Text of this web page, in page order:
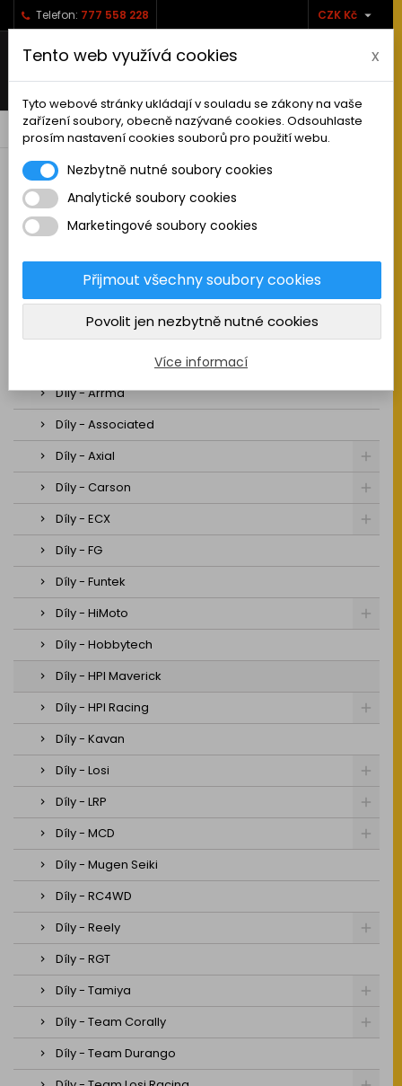
Telefon: 777 558 228 CZK Kč 
   shopping_cart0
RC AUTA
Sestavená auta elektro
Stavebnice aut elektro
Auta na spalovací motor
Náhradní díly
Díly - Arrma
Díly - Associated
Díly - Axial
Díly - Carson
Díly - ECX
Díly - FG
Díly - Funtek
Díly - HiMoto
Díly - Hobbytech
Díly - HPI Maverick
Díly - HPI Racing
Díly - Kavan
Díly - Losi
Díly - LRP
Díly - MCD
Díly - Mugen Seiki
Díly - RC4WD
Díly - Reely
Díly - RGT
Díly - Tamiya
Díly - Team Corally
Díly - Team Durango
Tento web využívá cookies x
Tyto webové stránky ukládají v souladu se zákony na vaše
zařízení soubory, obecně nazývané cookies. Odsouhlaste
prosím nastavení cookies souborů pro použití webu.
Nezbytně nutné soubory cookies
Analytické soubory cookies
Marketingové soubory cookies
Přijmout všechny soubory cookies
Povolit jen nezbytně nutné cookies
Více informací